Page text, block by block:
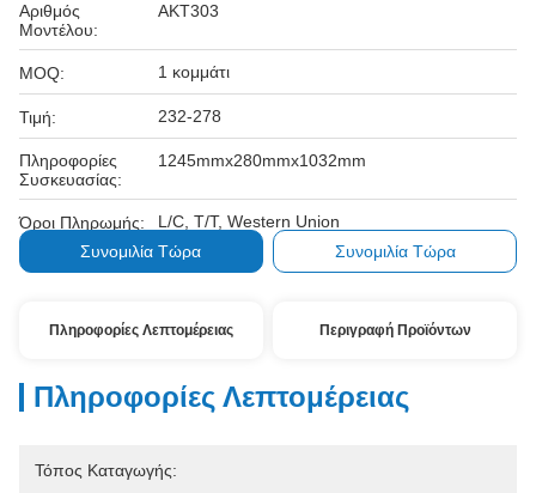
Αριθμός
Μοντέλου:
AKT303
MOQ: 1 κομμάτι
Τιμή: 232-278
Πληροφορίες
Συσκευασίας:
1245mmx280mmx1032mm
Όροι Πληρωμής:
L/C, T/T, Western Union
Συνομιλία Τώρα
Συνομιλία Τώρα
Πληροφορίες Λεπτομέρειας Περιγραφή Προϊόντων
Πληροφορίες Λεπτομέρειας
Τόπος Καταγωγής: